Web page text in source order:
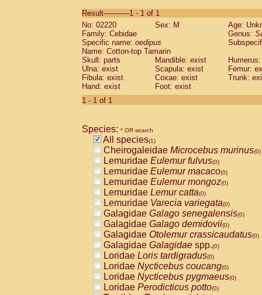
CebidaeSaguinus labiatus(0)
Cebidae Saguinus leucopus (0)
Cebidae
CebidaeSaguinus mystax
Cebidae Saguinus nigricollis (0)
Cebidae Saguinus oedipus
Cebidae Saguinus weddelli
Cebidae Saguinusspp.
Cebidae
CebidaeCebus capucinus
CebidaeCebus nigrivittatus
CebidaeCebus spp.(0)
CebidaeSaimiri boliviensis(0)
CebidaeSaimiri sciureus(0)
AtelidaeAlouatta caraya(0)
AtelidaeAlouatta fusca(0)
AtelidaeAlouatta seniculus(0)
AtelidaeAlouattaspp.(0)
AtelidaeAteles belzebuth(0)
AtelidaeAteles geoffroyi(0)
AtelidaeAteles paniscus(0)
AtelidaeAtelesspp.(0)
AtelidaeLagothrix lagothricha(0)
AtelidaeLagothrix lagothricha cana
PitheciidaeCacajao calvus
Result-----------1 - 1 of 1
No: 02220
Sex: M
Age:
Family: Cebidae
Genus:
Specific name: oedipus
Name: Cotton-top Tamarin
Skull: parts
Mandible: exist
Ulna: exist
Scapula: exist
Femur:
Fibula: exist
Coxae: exist
Trunk:
Hand: exist
Foot: exist
1 - 1 of 1
Species: * OR search
All species(1)
Cheirogaleidae Microcebus murinus(0)
Lemuridae Eulemur fulvus(0)
Lemuridae Eulemur macaco(0)
Lemuridae Eulemur mongoz(0)
Lemuridae Lemur catta(0)
Lemuridae Varecia variegata(0)
Galagidae Galago senegalensis(0)
Galagidae Galago demidovii(0)
Galagidae Otolemur crassicaudatus(0)
Galagidae Galagidae spp.(0)
Loridae Loris tardigradus(0)
Loridae Nycticebus coucang(0)
Loridae Nycticebus pygmaeus(0)
Loridae Perodicticus potto(0)